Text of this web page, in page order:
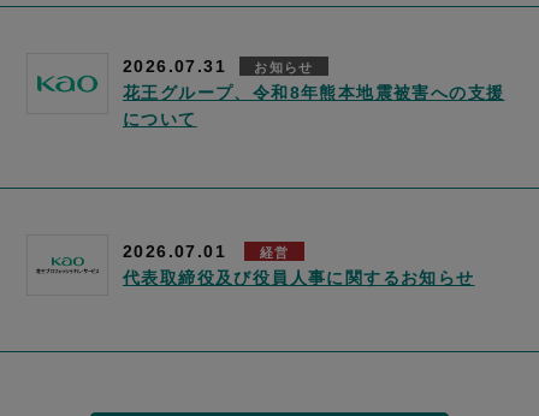
2026.07.31 お知らせ
花王グループ、令和8年熊本地震被害への支援
について
2026.07.01 経営
代表取締役及び役員人事に関するお知らせ